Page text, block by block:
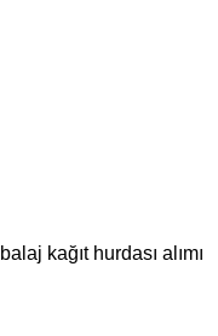
kağıt hurdası alımı